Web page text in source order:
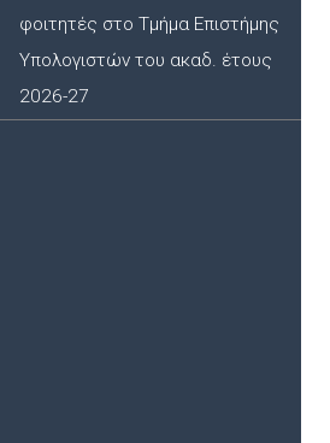
φοιτητές στο Τμήμα Επιστήμης
Υπολογιστών του ακαδ. έτους
2026-27